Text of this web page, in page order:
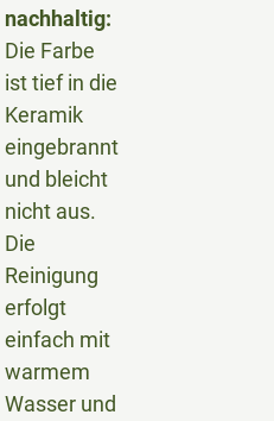
nachhaltig:
Die Farbe
ist tief in die
Keramik
eingebrannt
und bleicht
nicht aus.
Die
Reinigung
erfolgt
einfach mit
warmem
Wasser und